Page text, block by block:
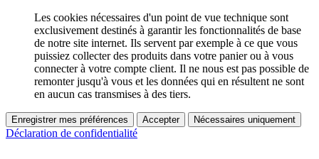
Les cookies nécessaires d'un point de vue technique sont
exclusivement destinés à garantir les fonctionnalités de base
de notre site internet. Ils servent par exemple à ce que vous
puissiez collecter des produits dans votre panier ou à vous
connecter à votre compte client. Il ne nous est pas possible de
remonter jusqu'à vous et les données qui en résultent ne sont
en aucun cas transmises à des tiers.
Enregistrer mes préférences Accepter Nécessaires uniquement
Déclaration de confidentialité